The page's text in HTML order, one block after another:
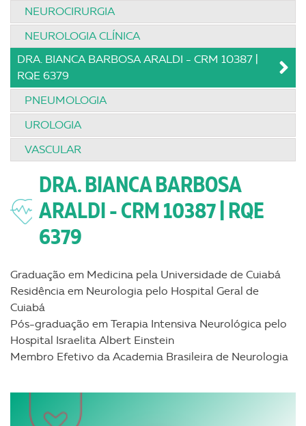
NEUROCIRURGIA
NEUROLOGIA CLÍNICA
DRA. BIANCA BARBOSA ARALDI - CRM 10387 |
RQE 6379
PNEUMOLOGIA
UROLOGIA
VASCULAR
DRA. BIANCA BARBOSA
ARALDI - CRM 10387 | RQE
6379
Graduação em Medicina pela Universidade de Cuiabá
Residência em Neurologia pelo Hospital Geral de
Cuiabá
Pós-graduação em Terapia Intensiva Neurológica pelo
Hospital Israelita Albert Einstein
Membro Efetivo da Academia Brasileira de Neurologia